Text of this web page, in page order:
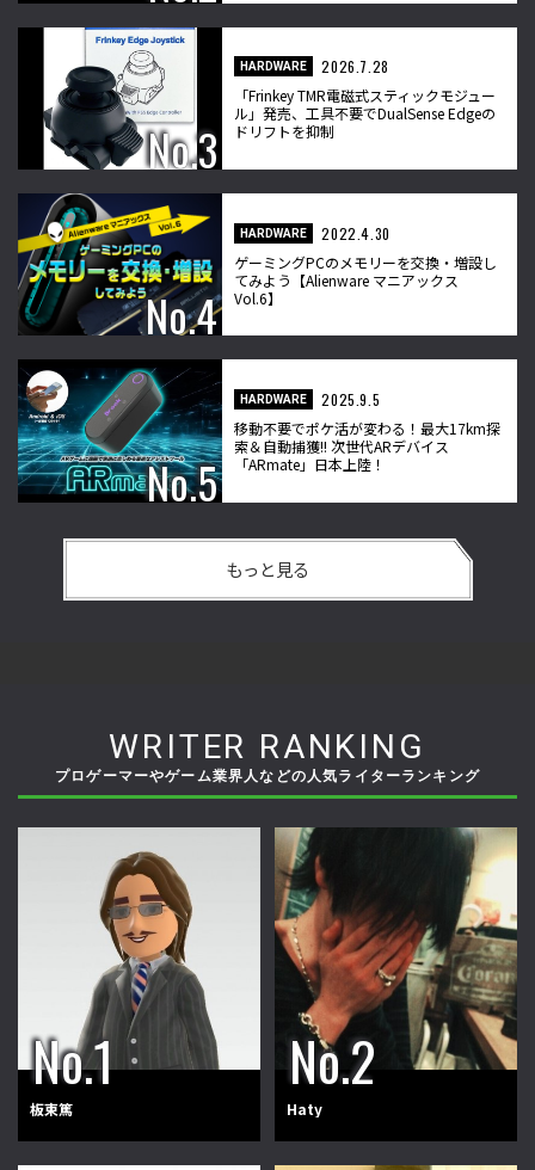
HARDWARE
2026.7.28
「Frinkey TMR電磁式スティックモジュー
ル」発売、工具不要でDualSense Edgeの
ドリフトを抑制
HARDWARE
2022.4.30
ゲーミングPCのメモリーを交換・増設し
てみよう【Alienware マニアックス
Vol.6】
HARDWARE
2025.9.5
移動不要でポケ活が変わる！最大17km探
索＆自動捕獲!! 次世代ARデバイス
「ARmate」日本上陸！
もっと見る
WRITER RANKING
プロゲーマーやゲーム業界人などの人気ライターランキング
板東篤 Haty